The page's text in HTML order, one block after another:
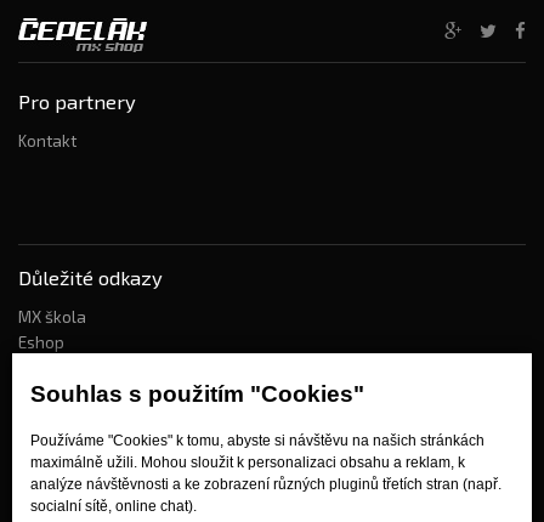
Souhlas s použitím "Cookies"
Používáme "Cookies" k tomu, abyste si návštěvu na našich stránkách
maximálně užili. Mohou sloužit k personalizaci obsahu a reklam, k
analýze návštěvnosti a ke zobrazení různých pluginů třetích stran (např.
socialní sítě, online chat).
Pro partnery
Kontakt
Důležité odkazy
MX škola
Eshop
Jak nakupovat?
Obchodní podmínky
Doprava